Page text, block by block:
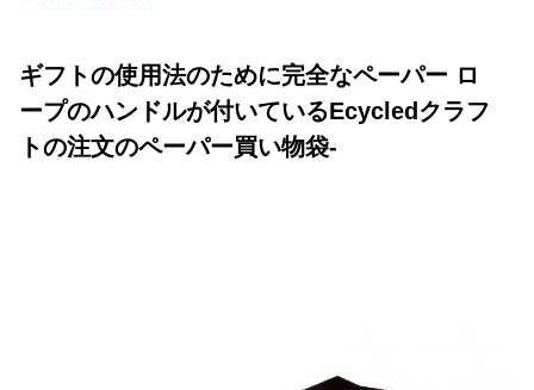
ギフトの使用法のために完全なペーパー ロ
ープのハンドルが付いているEcycledクラフ
トの注文のペーパー買い物袋-